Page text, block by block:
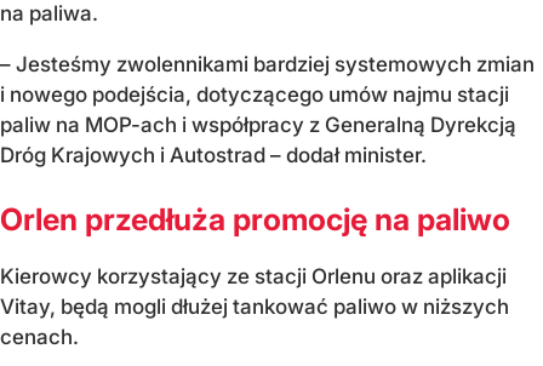
na paliwa.
– Jesteśmy zwolennikami bardziej systemowych zmian
i nowego podejścia, dotyczącego umów najmu stacji
paliw na MOP-ach i współpracy z Generalną Dyrekcją
Dróg Krajowych i Autostrad – dodał minister.
Orlen przedłuża promocję na paliwo
Kierowcy korzystający ze stacji Orlenu oraz aplikacji
Vitay, będą mogli dłużej tankować paliwo w niższych
cenach.